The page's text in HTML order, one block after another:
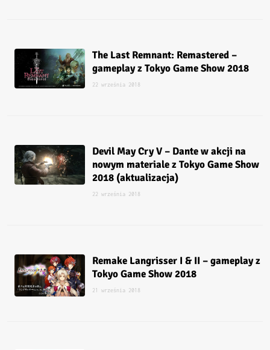
The Last Remnant: Remastered –
gameplay z Tokyo Game Show 2018
22 września 2018
Devil May Cry V – Dante w akcji na
nowym materiale z Tokyo Game Show
2018 (aktualizacja)
22 września 2018
Remake Langrisser I & II – gameplay z
Tokyo Game Show 2018
21 września 2018